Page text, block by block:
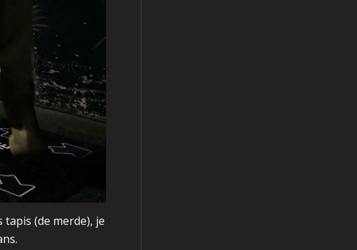
tapis (de merde), je